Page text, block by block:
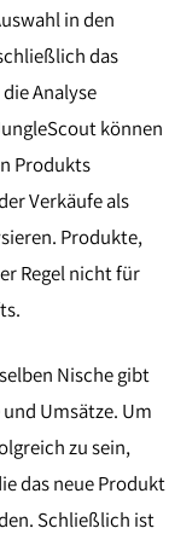
in den
das
Analyse
können
Produkts
Verkäufe als
Produkte,
Regel nicht für
Nische gibt
Umsätze. Um
zu sein,
das neue Produkt
Schließlich ist